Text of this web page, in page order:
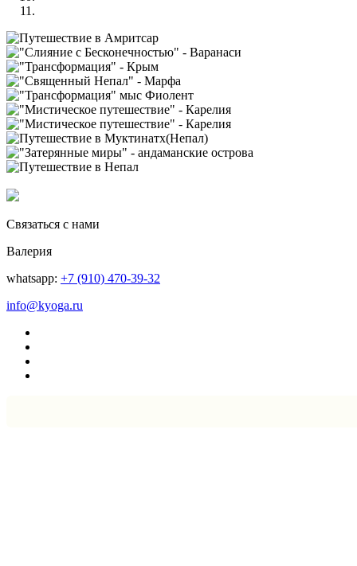
Связаться с нами
Валерия
whatsapp: +7 (910) 470-39-32
info@kyoga.ru